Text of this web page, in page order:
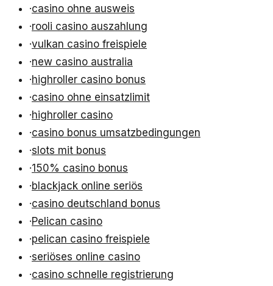
·casino ohne ausweis
·rooli casino auszahlung
·vulkan casino freispiele
·new casino australia
·highroller casino bonus
·casino ohne einsatzlimit
·highroller casino
·casino bonus umsatzbedingungen
·slots mit bonus
·150% casino bonus
·blackjack online seriös
·casino deutschland bonus
·Pelican casino
·pelican casino freispiele
·seriöses online casino
·casino schnelle registrierung